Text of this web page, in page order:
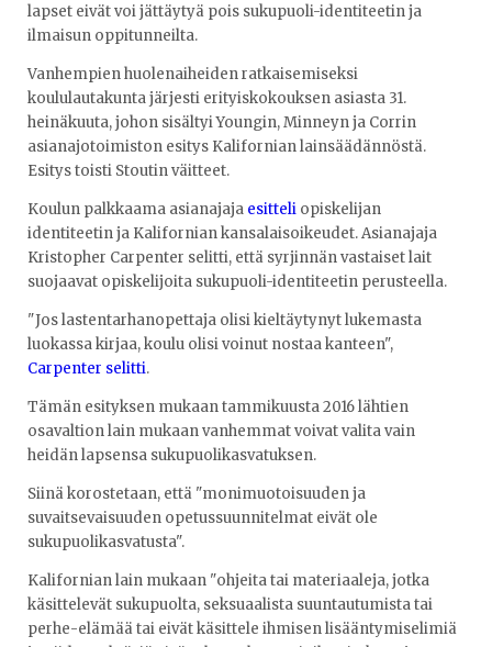
lapset eivät voi jättäytyä pois sukupuoli-identiteetin ja
ilmaisun oppitunneilta.
Vanhempien huolenaiheiden ratkaisemiseksi
koululautakunta järjesti erityiskokouksen asiasta 31.
heinäkuuta, johon sisältyi Youngin, Minneyn ja Corrin
asianajotoimiston esitys Kalifornian lainsäädännöstä.
Esitys toisti Stoutin väitteet.
Koulun palkkaama asianajaja esitteli opiskelijan
identiteetin ja Kalifornian kansalaisoikeudet. Asianajaja
Kristopher Carpenter selitti, että syrjinnän vastaiset lait
suojaavat opiskelijoita sukupuoli-identiteetin perusteella.
"Jos lastentarhanopettaja olisi kieltäytynyt lukemasta
luokassa kirjaa, koulu olisi voinut nostaa kanteen",
Carpenter selitti.
Tämän esityksen mukaan tammikuusta 2016 lähtien
osavaltion lain mukaan vanhemmat voivat valita vain
heidän lapsensa sukupuolikasvatuksen.
Siinä korostetaan, että "monimuotoisuuden ja
suvaitsevaisuuden opetussuunnitelmat eivät ole
sukupuolikasvatusta".
Kalifornian lain mukaan "ohjeita tai materiaaleja, jotka
käsittelevät sukupuolta, seksuaalista suuntautumista tai
perhe-elämää tai eivät käsittele ihmisen lisääntymiselimiä